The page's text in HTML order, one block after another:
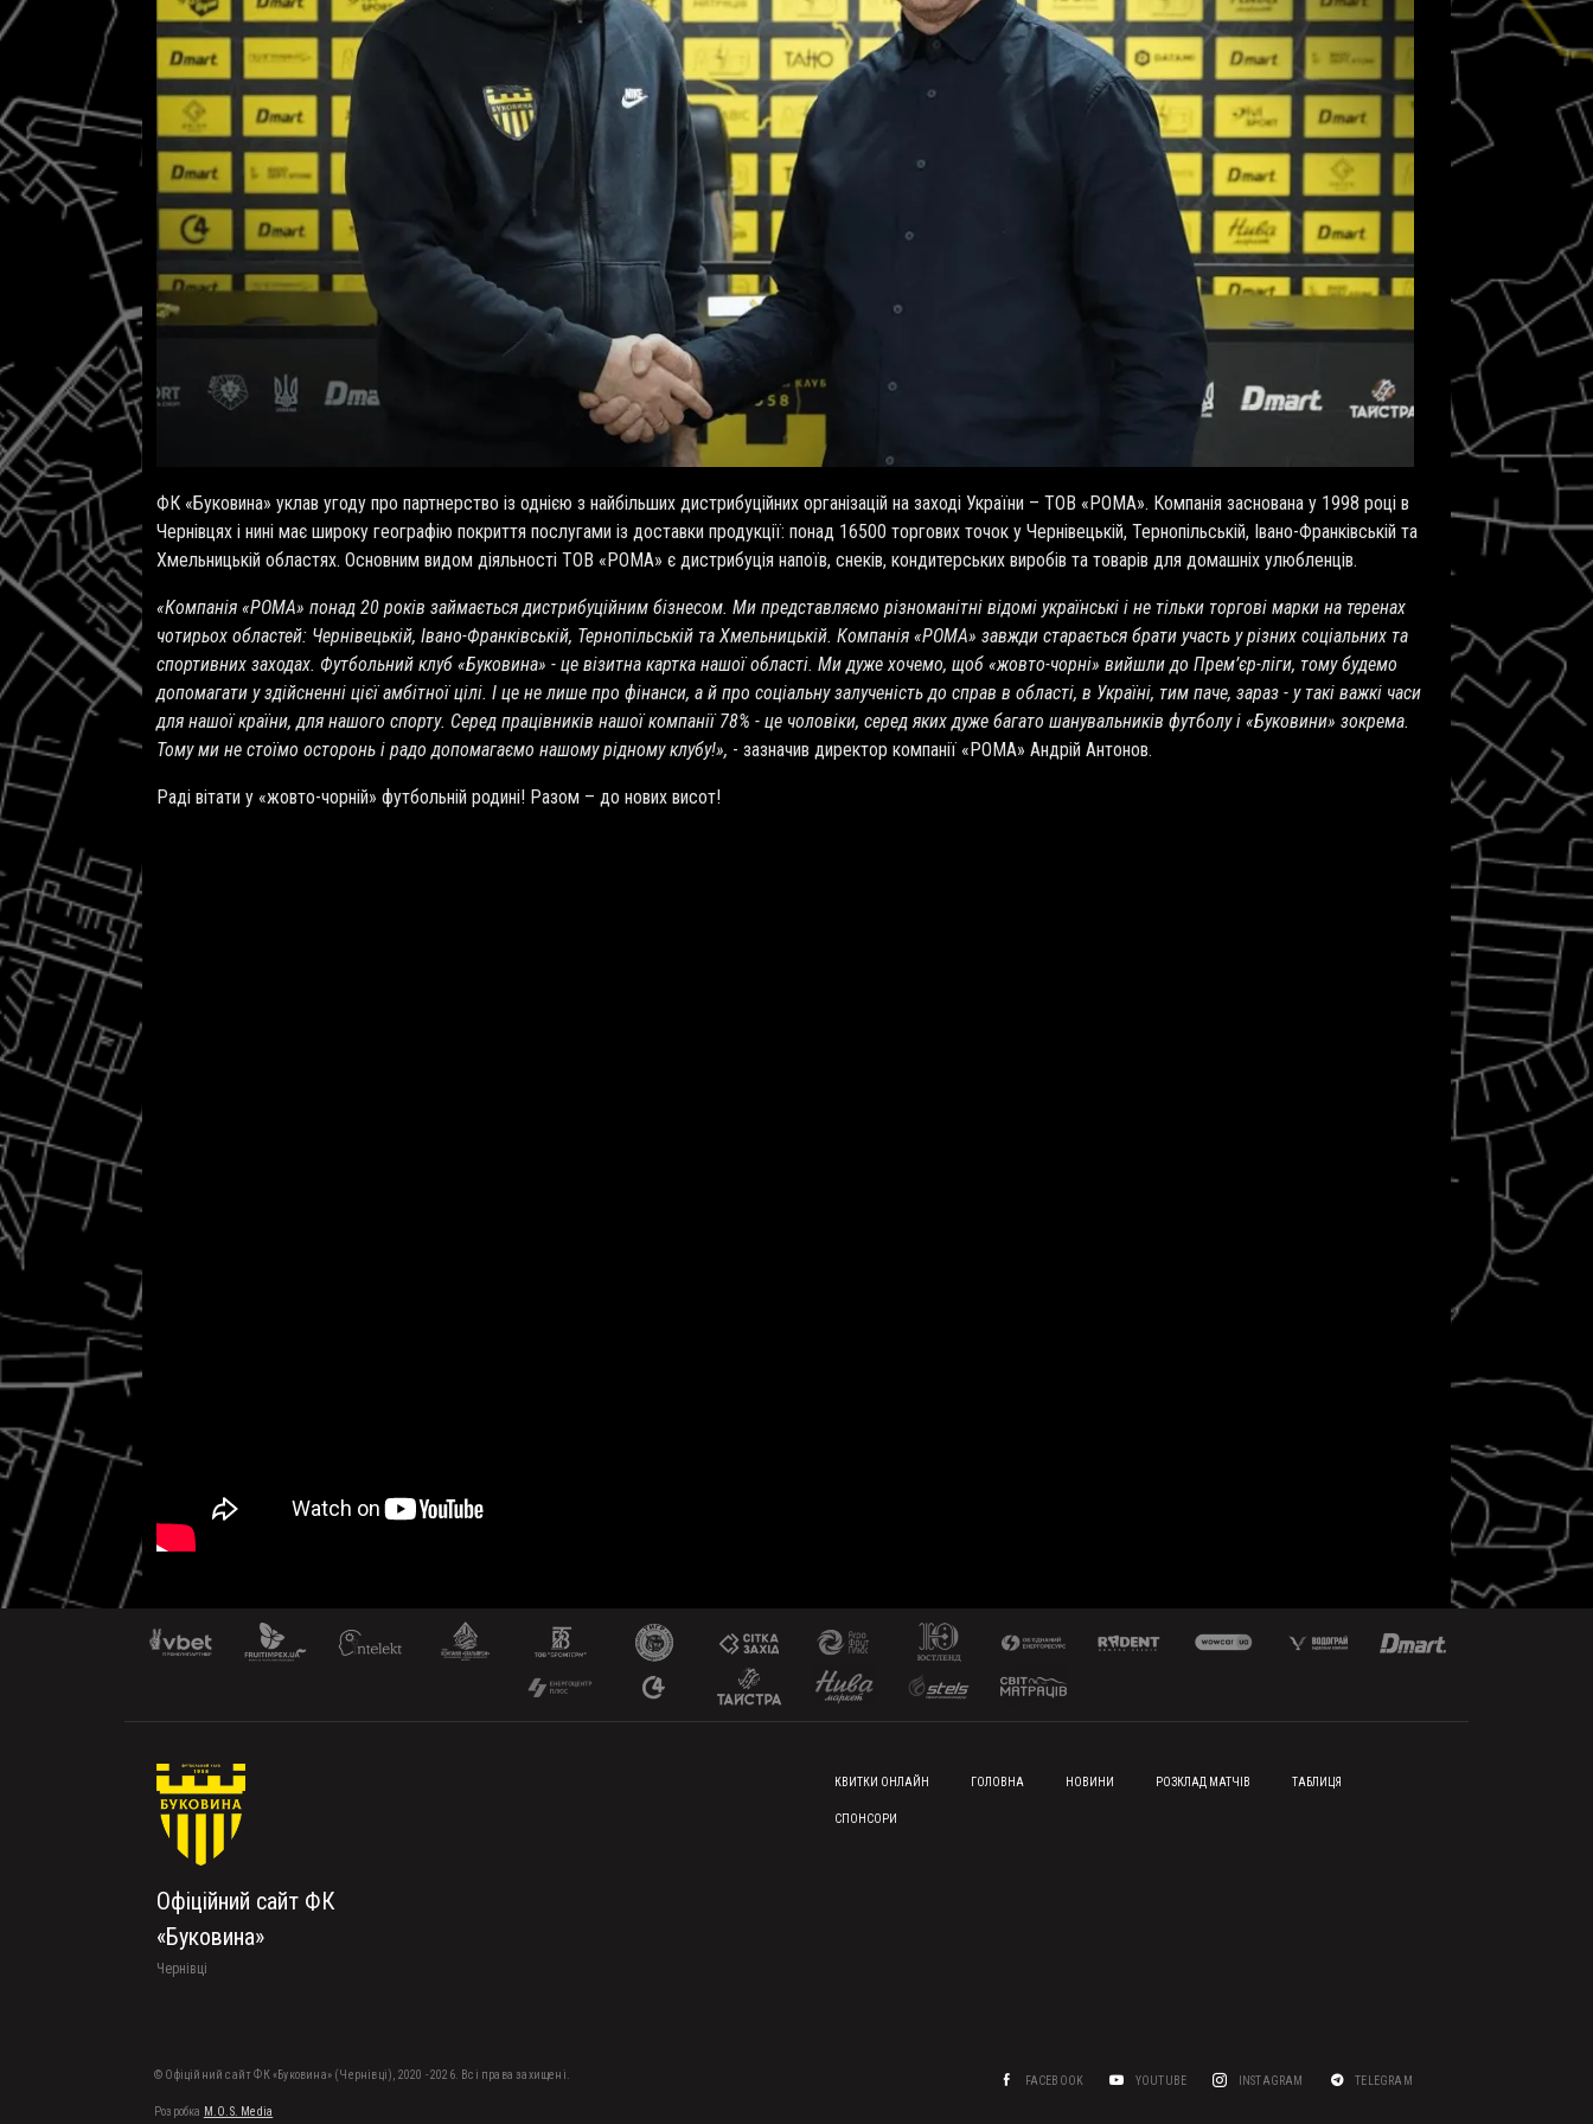
ФК «Буковина» уклав угоду про партнерство із однією з найбільших дистрибуційних організацій на заході України – ТОВ «РОМА». Компанія заснована у 1998 році в
Чернівцях і нині має широку географію покриття послугами із доставки продукції: понад 16500 торгових точок у Чернівецькій, Тернопільській, Івано-Франківській та
Хмельницькій областях. Основним видом діяльності ТОВ «РОМА» є дистрибуція напоїв, снеків, кондитерських виробів та товарів для домашніх улюбленців.
«Компанія «РОМА» понад 20 років займається дистрибуційним бізнесом. Ми представляємо різноманітні відомі українські і не тільки торгові марки на теренах
чотирьох областей: Чернівецькій, Івано-Франківській, Тернопільській та Хмельницькій. Компанія «РОМА» завжди старається брати участь у різних соціальних та
спортивних заходах. Футбольний клуб «Буковина» - це візитна картка нашої області. Ми дуже хочемо, щоб «жовто-чорні» вийшли до Прем’єр-ліги, тому будемо
допомагати у здійсненні цієї амбітної цілі. І це не лише про фінанси, а й про соціальну залученість до справ в області, в Україні, тим паче, зараз - у такі важкі часи
для нашої країни, для нашого спорту. Серед працівників нашої компанії 78% - це чоловіки, серед яких дуже багато шанувальників футболу і «Буковини» зокрема.
Тому ми не стоїмо осторонь і радо допомагаємо нашому рідному клубу!», - зазначив директор компанії «РОМА» Андрій Антонов.
Раді вітати у «жовто-чорній» футбольній родині! Разом – до нових висот!
Офіційний сайт ФК
«Буковина»
Чернівці
FOOTER MENU
КВИТКИ ОНЛАЙН ГОЛОВНА НОВИНИ РОЗКЛАД МАТЧІВ ТАБЛИЦЯ
СПОНСОРИ
© Офіційний сайт ФК «Буковина» (Чернівці), 2020 - 2026. Всі права захищені.
Розробка M.O.S. Media
FACEBOOK YOUTUBE INSTAGRAM TELEGRAM